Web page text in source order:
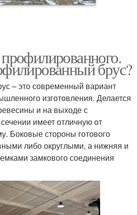
брус?
– это современный вариант
изготовления. Делается
и на выходе с
имеет отличную от
Боковые стороны готового
либо округлыми, а нижняя и
замкового соединения